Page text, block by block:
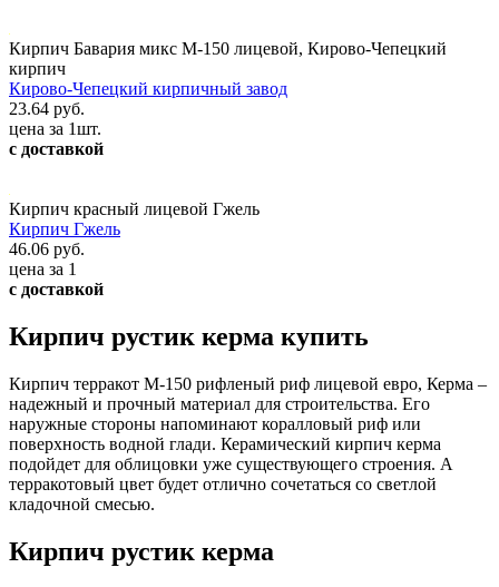
Кирпич Бавария микс М-150 лицевой, Кирово-Чепецкий
кирпич
Кирово-Чепецкий кирпичный завод
23.64 руб.
цена за 1шт.
с доставкой
Кирпич красный лицевой Гжель
Кирпич Гжель
46.06 руб.
цена за 1
с доставкой
Кирпич рустик керма купить
Кирпич терракот М-150 рифленый риф лицевой евро, Керма –
надежный и прочный материал для строительства. Его
наружные стороны напоминают коралловый риф или
поверхность водной глади. Керамический кирпич керма
подойдет для облицовки уже существующего строения. А
терракотовый цвет будет отлично сочетаться со светлой
кладочной смесью.
Кирпич рустик керма